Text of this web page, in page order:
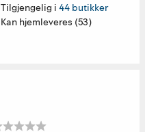
Tilgjengelig i 44 butikker
Kan hjemleveres (53)